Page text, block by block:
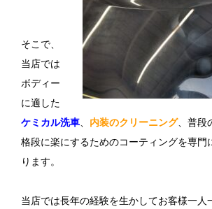
そこで、
当店では
ボディー
に適した
ケミカル洗車
内装のクリーニング、普段
格段に楽にするためのコーティングを専門
ります。
当店では長年の経験を生かしてお客様一人